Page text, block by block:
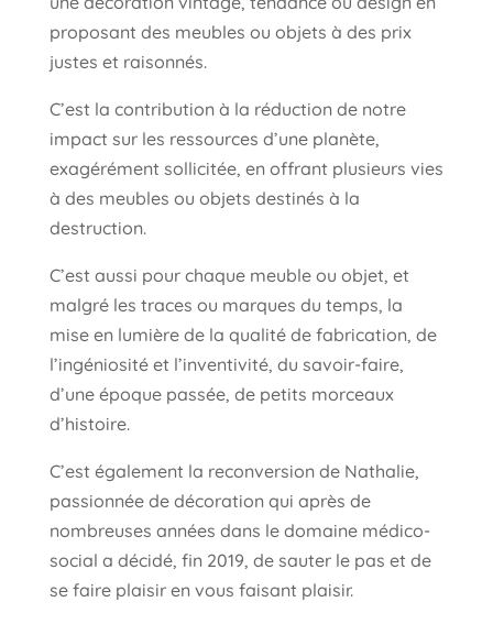
proposant des meubles ou objets à des prix
justes et raisonnés.
C’est la contribution à la réduction de notre
impact sur les ressources d’une planète,
exagérément sollicitée, en offrant plusieurs vies
à des meubles ou objets destinés à la
destruction.
C’est aussi pour chaque meuble ou objet, et
malgré les traces ou marques du temps, la
mise en lumière de la qualité de fabrication, de
l’ingéniosité et l’inventivité, du savoir-faire,
d’une époque passée, de petits morceaux
d’histoire.
C’est également la reconversion de Nathalie,
passionnée de décoration qui après de
nombreuses années dans le domaine médico-
social a décidé, fin 2019, de sauter le pas et de
se faire plaisir en vous faisant plaisir.